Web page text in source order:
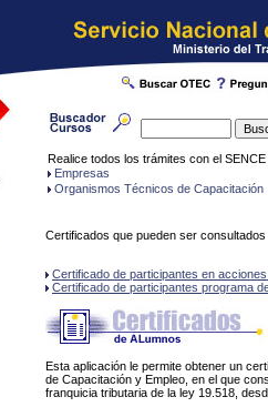
Realice todos los trámites con el
Empresas
Organismos Técnicos de Capacitación
Certificados que pueden ser
Certificado de participantes en
Certificado de participantes programa
Esta aplicación le permite obtener un
de Capacitación y Empleo, en el que
franquicia tributaria de la ley 19.518,